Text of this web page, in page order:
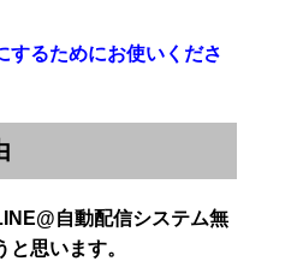
するためにお使いくださ
自動配信システム無
思います。